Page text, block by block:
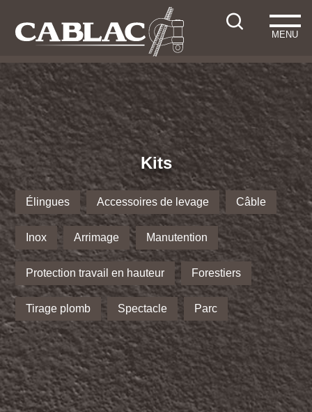
MENU
Kits
Élingues Accessoires de levage Câble
Inox Arrimage Manutention
Protection travail en hauteur Forestiers
Tirage plomb Spectacle Parc